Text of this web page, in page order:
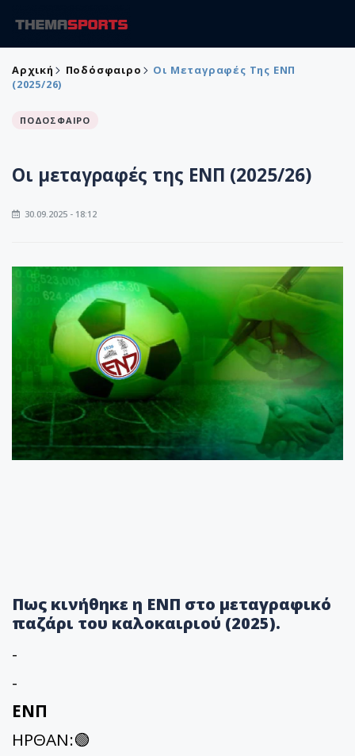
Αρχική Ποδόσφαιρο
Oι Μεταγραφές Της ΕΝΠ
(2025/26)
ΠΟΔΟΣΦΑΙΡΟ
Oι μεταγραφές της ΕΝΠ (2025/26)
30.09.2025 - 18:12
Πως κινήθηκε η ΕΝΠ στο μεταγραφικό
παζάρι του καλοκαιριού (2025).
-
-
ΕΝΠ
ΗΡΘΑΝ:🟢